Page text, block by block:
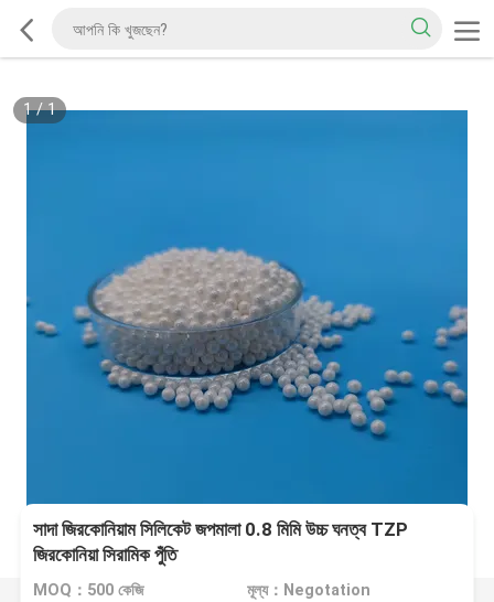
1/1
সাদা জিরকোনিয়াম সিলিকেট জপমালা 0.8 মিমি উচ্চ ঘনত্ব TZP
জিরকোনিয়া সিরামিক পুঁতি
MOQ：500 কেজি মূল্য：Negotation